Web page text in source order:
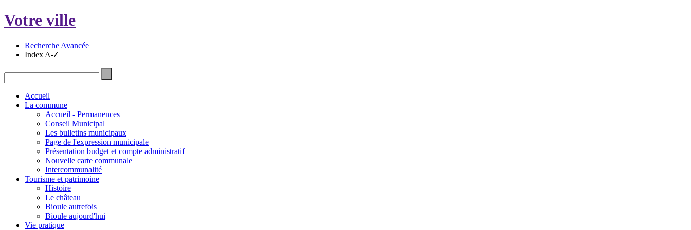
Votre ville
Recherche Avancée
Index A-Z
Accueil
La commune
Accueil - Permanences
Conseil Municipal
Les bulletins municipaux
Page de l'expression municipale
Présentation budget et compte administratif
Nouvelle carte communale
Intercommunalité
Tourisme et patrimoine
Histoire
Le château
Bioule autrefois
Bioule aujourd'hui
Vie pratique